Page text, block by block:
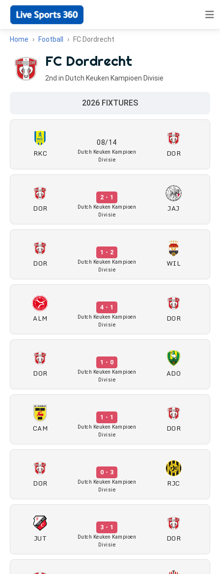
Home Football FC Dordrecht
FC Dordrecht
2nd in Dutch Keuken Kampioen Divisie
2026 FIXTURES
RKC
08/14
Dutch Keuken Kampioen
Divisie
DOR
DOR
2 - 1
Dutch Keuken Kampioen
Divisie
JAJ
DOR
1 - 2
Dutch Keuken Kampioen
Divisie
WIL
ALM
4 - 1
Dutch Keuken Kampioen
Divisie
DOR
DOR
1 - 0
Dutch Keuken Kampioen
Divisie
ADO
CAM
1 - 1
Dutch Keuken Kampioen
Divisie
DOR
DOR
0 - 3
Dutch Keuken Kampioen
Divisie
RJC
JUT
3 - 1
Dutch Keuken Kampioen
Divisie
DOR